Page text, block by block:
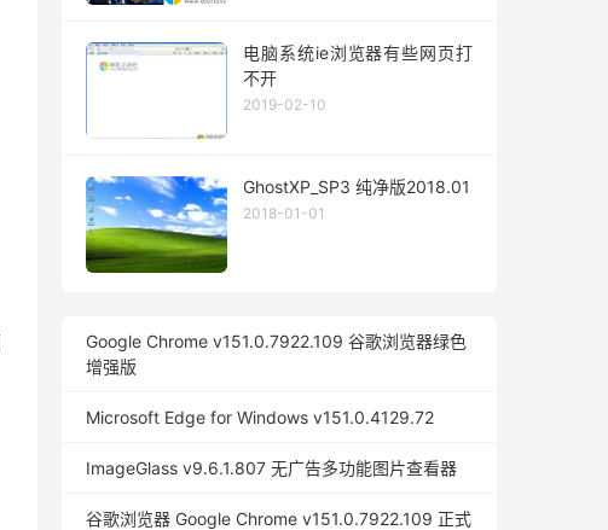
电脑系统ie浏览器有些网页打
不开
2019-02-10
GhostXP_SP3 纯净版2018.01
2018-01-01
Google Chrome v151.0.7922.109 谷歌浏览器绿色
增强版
Microsoft Edge for Windows v151.0.4129.72
ImageGlass v9.6.1.807 无广告多功能图片查看器
谷歌浏览器 Google Chrome v151.0.7922.109 正式